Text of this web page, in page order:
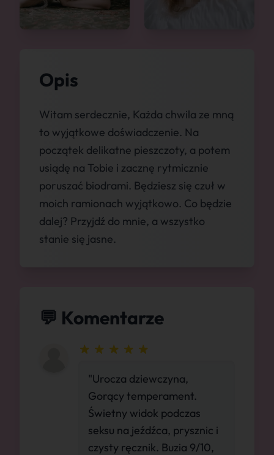
Opis
Witam serdecznie, Każda chwila ze mną
to wyjątkowe doświadczenie. Na
początek delikatne pieszczoty, a potem
usiądę na Tobie i zacznę rytmicznie
poruszać biodrami. Będziesz się czuł w
moich ramionach wyjątkowo. Co będzie
dalej? Przyjdź do mnie, a wszystko
stanie się jasne.
💬 Komentarze
"Urocza dziewczyna,
Gorący temperament.
Świetny widok podczas
seksu na jeźdźca, prysznic i
czysty ręcznik. Buzia 9/10,